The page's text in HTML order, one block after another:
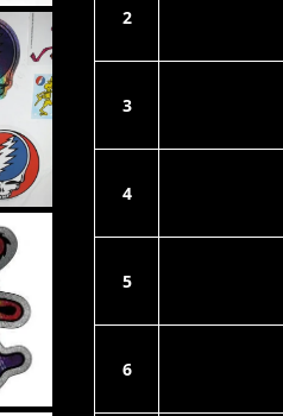
2
3
4
5
6